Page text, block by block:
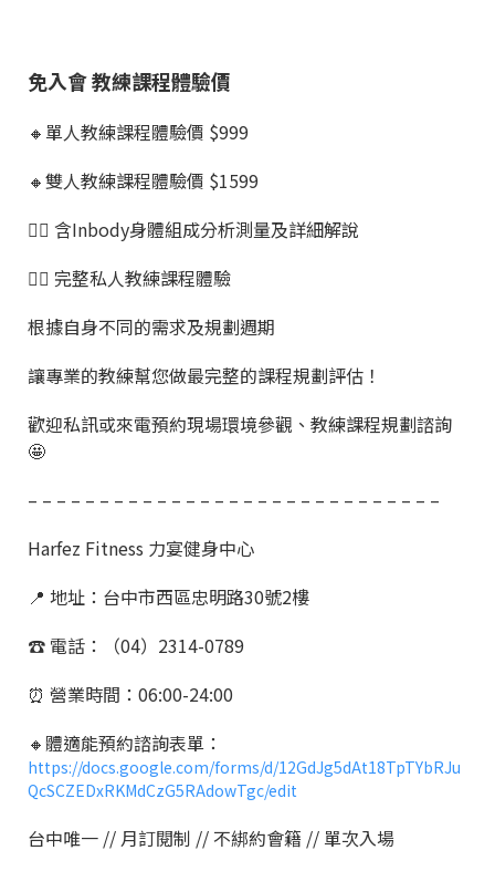
免入會 教練課程體驗價
🔸單人教練課程體驗價 $999
🔸雙人教練課程體驗價 $1599
👉🏼 含Inbody身體組成分析測量及詳細解說
👉🏼 完整私人教練課程體驗
根據自身不同的需求及規劃週期
讓專業的教練幫您做最完整的課程規劃評估！
歡迎私訊或來電預約現場環境參觀、教練課程規劃諮詢
🤩
– – – – – – – – – – – – – – – – – – – – – – – – – – – – –
Harfez Fitness 力宴健身中心
📍 地址：台中市西區忠明路30號2樓
☎️ 電話：（04）2314-0789
⏰ 營業時間：06:00-24:00
🔸體適能預約諮詢表單：
https://docs.google.com/forms/d/12GdJg5dAt18TpTYbRJu
QcSCZEDxRKMdCzG5RAdowTgc/edit
台中唯一 // 月訂閱制 // 不綁約會籍 // 單次入場